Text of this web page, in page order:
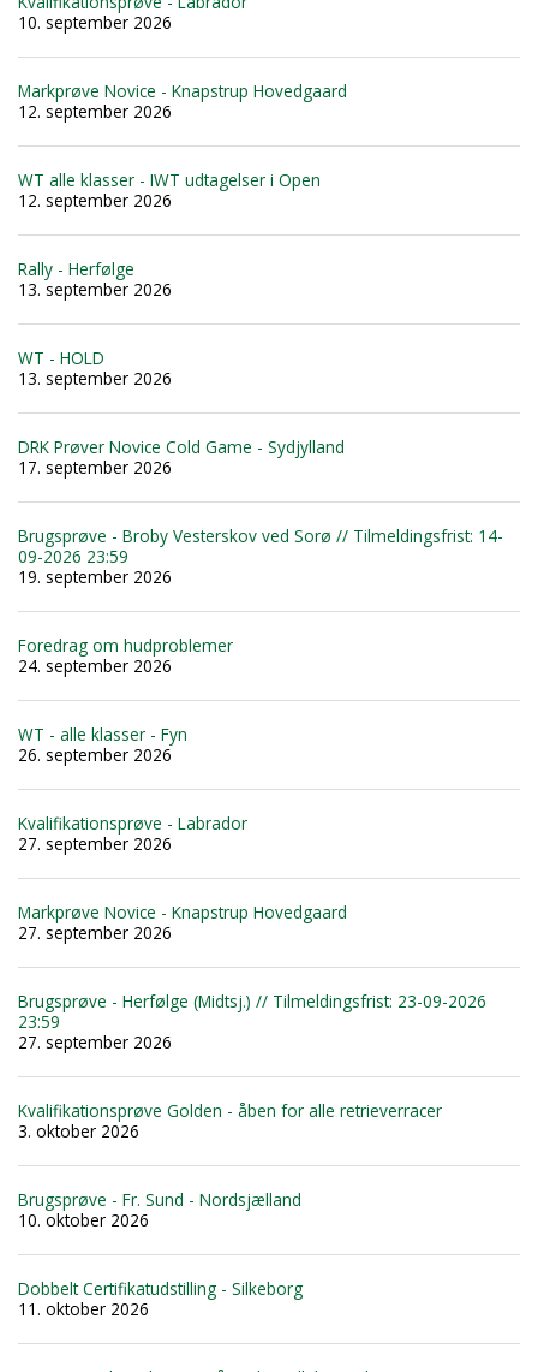
10. september 2026
Markprøve Novice - Knapstrup Hovedgaard
12. september 2026
WT alle klasser - IWT udtagelser i Open
12. september 2026
Rally - Herfølge
13. september 2026
WT - HOLD
13. september 2026
DRK Prøver Novice Cold Game - Sydjylland
17. september 2026
Brugsprøve - Broby Vesterskov ved Sorø // Tilmeldingsfrist: 14-
09-2026 23:59
19. september 2026
Foredrag om hudproblemer
24. september 2026
WT - alle klasser - Fyn
26. september 2026
Kvalifikationsprøve - Labrador
27. september 2026
Markprøve Novice - Knapstrup Hovedgaard
27. september 2026
Brugsprøve - Herfølge (Midtsj.) // Tilmeldingsfrist: 23-09-2026
23:59
27. september 2026
Kvalifikationsprøve Golden - åben for alle retrieverracer
3. oktober 2026
Brugsprøve - Fr. Sund - Nordsjælland
10. oktober 2026
Dobbelt Certifikatudstilling - Silkeborg
11. oktober 2026